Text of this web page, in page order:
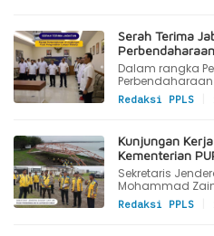
Serah Terima
Dalam rangka
Redaksi PPLS
Kunjungan
Kementerian
Sekretaris
Mohammad
Redaksi PPLS